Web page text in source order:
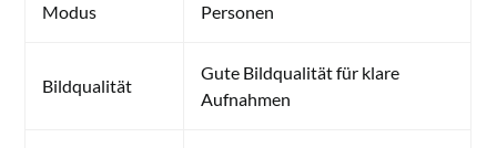
Modus
Personen
Bildqualität
Gute Bildqualität für klare
Aufnahmen